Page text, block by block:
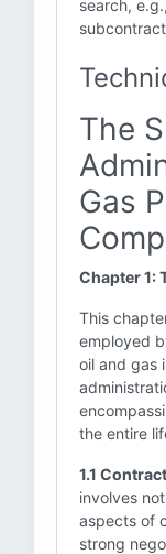
search,
The
Gas
Chapter 1:
This
employed
oil and gas
the entire
1.1
involves
aspects of
strong